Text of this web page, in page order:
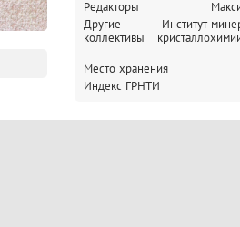
Редакторы
Другие
коллективы
Институт
Место хранения
Индекс ГРНТИ